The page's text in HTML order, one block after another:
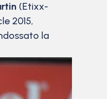
(Etixx-
2015,
la